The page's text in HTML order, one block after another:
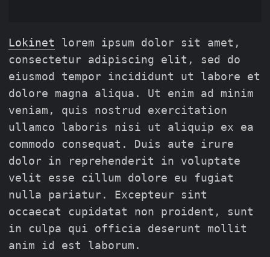
Lokinet lorem ipsum dolor sit amet,
consectetur adipiscing elit, sed do
eiusmod tempor incididunt ut labore et
dolore magna aliqua. Ut enim ad minim
veniam, quis nostrud exercitation
ullamco laboris nisi ut aliquip ex ea
commodo consequat. Duis aute irure
dolor in reprehenderit in voluptate
velit esse cillum dolore eu fugiat
nulla pariatur. Excepteur sint
occaecat cupidatat non proident, sunt
in culpa qui officia deserunt mollit
anim id est laborum.